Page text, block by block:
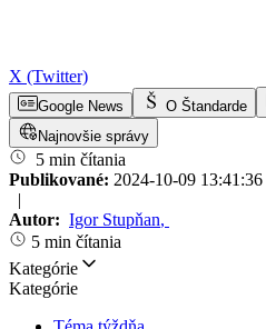
X (Twitter)
Google News O Štandarde
Najnovšie správy
5 min čítania
Publikované: 2024-10-09 13:41:36
|
Autor: Igor Stupňan,
5 min čítania
Kategórie
Kategórie